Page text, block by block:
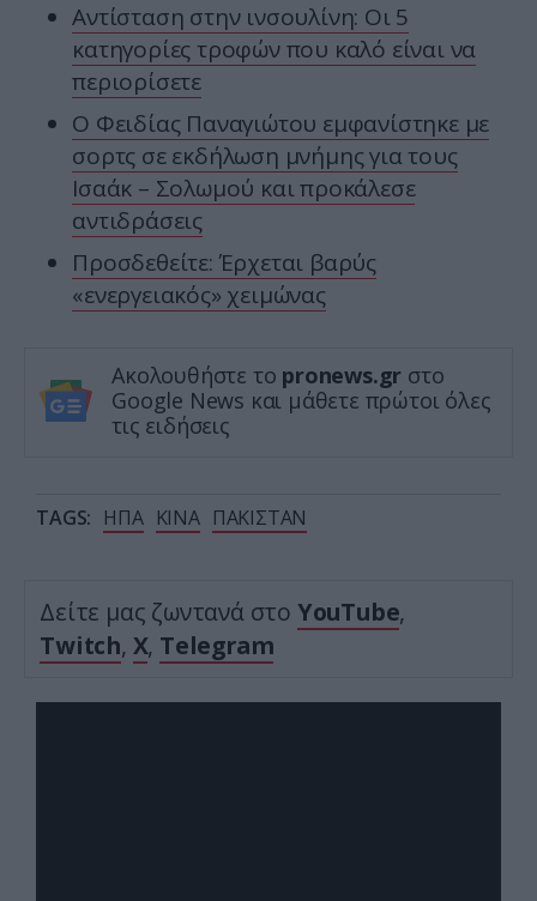
Αντίσταση στην ινσουλίνη: Οι 5
κατηγορίες τροφών που καλό είναι να
περιορίσετε
Ο Φειδίας Παναγιώτου εμφανίστηκε με
σορτς σε εκδήλωση μνήμης για τους
Ισαάκ – Σολωμού και προκάλεσε
αντιδράσεις
Προσδεθείτε: Έρχεται βαρύς
«ενεργειακός» χειμώνας
Ακολουθήστε το pronews.gr στο
Google News και μάθετε πρώτοι όλες
τις ειδήσεις
TAGS: ΗΠΑ ΚΙΝΑ ΠΑΚΙΣΤΑΝ
Δείτε μας ζωντανά στο YouTube,
Twitch, X, Telegram